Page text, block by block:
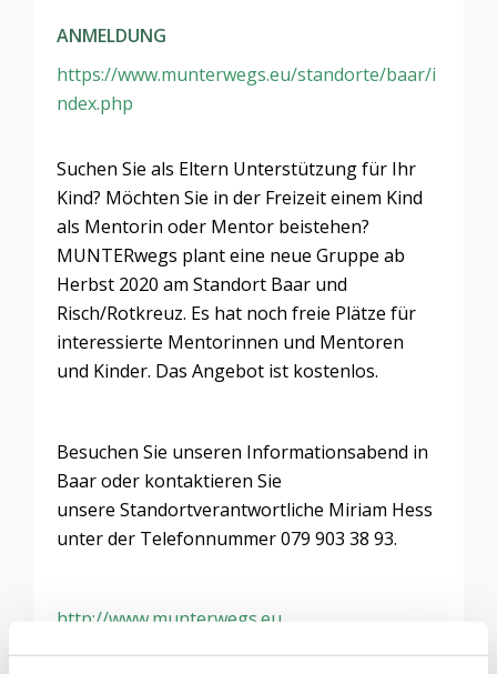
ANMELDUNG
https://www.munterwegs.eu/standorte/baar/i
ndex.php
Suchen Sie als Eltern Unterstützung für Ihr
Kind? Möchten Sie in der Freizeit einem Kind
als Mentorin oder Mentor beistehen?
MUNTERwegs plant eine neue Gruppe ab
Herbst 2020 am Standort Baar und
Risch/Rotkreuz. Es hat noch freie Plätze für
interessierte Mentorinnen und Mentoren
und Kinder. Das Angebot ist kostenlos.
Besuchen Sie unseren Informationsabend in
Baar oder kontaktieren Sie
unsere Standortverantwortliche Miriam Hess
unter der Telefonnummer 079 903 38 93.
http://www.munterwegs.eu